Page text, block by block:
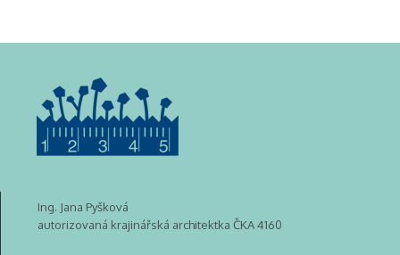
Ing. Jana Pyšková
autorizovaná krajinářská architektka ČKA 4160